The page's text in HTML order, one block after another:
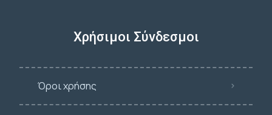
Χρήσιμοι Σύνδεσμοι
Όροι χρήσης